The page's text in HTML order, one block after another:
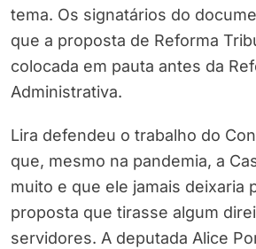
tema. Os signatários do
que a proposta de Reforma
colocada em pauta antes da
Administrativa.
Lira defendeu o trabalho do
que, mesmo na pandemia, a
muito e que ele jamais deixaria
proposta que tirasse algum
servidores. A deputada Alice